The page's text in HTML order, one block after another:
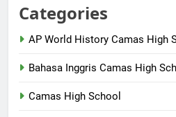
Categories
AP World History Camas High
Bahasa Inggris Camas High
Camas High School